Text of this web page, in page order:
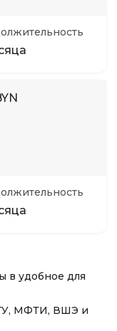
в удобное для
МФТИ, ВШЭ и